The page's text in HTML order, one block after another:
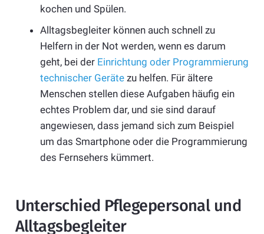
kochen und Spülen.
Alltagsbegleiter können auch schnell zu
Helfern in der Not werden, wenn es darum
geht, bei der Einrichtung oder Programmierung
technischer Geräte zu helfen. Für ältere
Menschen stellen diese Aufgaben häufig ein
echtes Problem dar, und sie sind darauf
angewiesen, dass jemand sich zum Beispiel
um das Smartphone oder die Programmierung
des Fernsehers kümmert.
Unterschied Pflegepersonal und
Alltagsbegleiter